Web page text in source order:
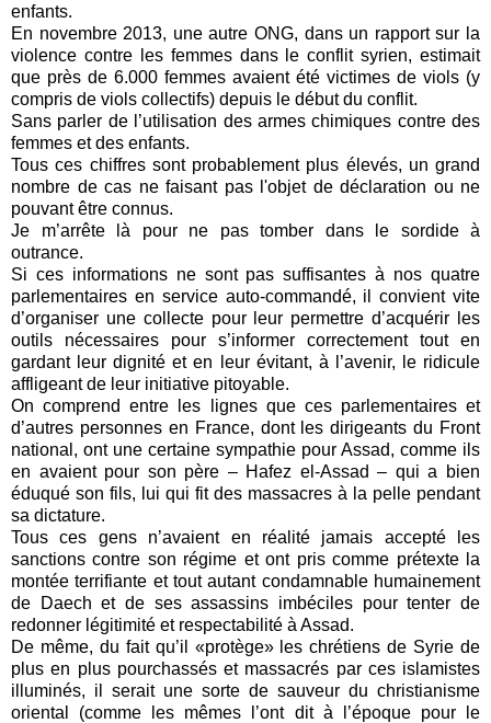
enfants.
En novembre 2013, une autre ONG, dans un rapport sur la
violence contre les femmes dans le conflit syrien, estimait
que près de 6.000 femmes avaient été victimes de viols (y
compris de viols collectifs) depuis le début du conflit.
Sans parler de l’utilisation des armes chimiques contre des
femmes et des enfants.
Tous ces chiffres sont probablement plus élevés, un grand
nombre de cas ne faisant pas l'objet de déclaration ou ne
pouvant être connus.
Je m’arrête là pour ne pas tomber dans le sordide à
outrance.
Si ces informations ne sont pas suffisantes à nos quatre
parlementaires en service auto-commandé, il convient vite
d’organiser une collecte pour leur permettre d’acquérir les
outils nécessaires pour s’informer correctement tout en
gardant leur dignité et en leur évitant, à l’avenir, le ridicule
affligeant de leur initiative pitoyable.
On comprend entre les lignes que ces parlementaires et
d’autres personnes en France, dont les dirigeants du Front
national, ont une certaine sympathie pour Assad, comme ils
en avaient pour son père – Hafez el-Assad – qui a bien
éduqué son fils, lui qui fit des massacres à la pelle pendant
sa dictature.
Tous ces gens n’avaient en réalité jamais accepté les
sanctions contre son régime et ont pris comme prétexte la
montée terrifiante et tout autant condamnable humainement
de Daech et de ses assassins imbéciles pour tenter de
redonner légitimité et respectabilité à Assad.
De même, du fait qu’il «protège» les chrétiens de Syrie de
plus en plus pourchassés et massacrés par ces islamistes
illuminés, il serait une sorte de sauveur du christianisme
oriental (comme les mêmes l’ont dit à l’époque pour le